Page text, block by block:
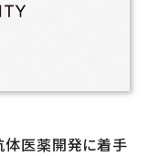
体医薬開発に着手